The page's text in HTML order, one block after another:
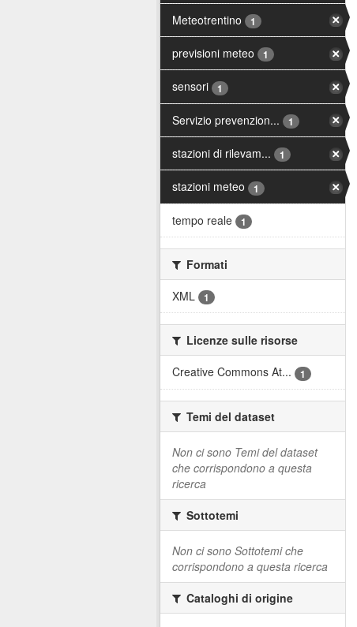
Meteotrentino 1
previsioni meteo 1
sensori 1
Servizio prevenzion... 1
stazioni di rilevam... 1
stazioni meteo 1
tempo reale 1
Formati
XML
1
Licenze sulle risorse
Creative Commons At...
1
Temi del dataset
Non ci sono Temi del dataset
che corrispondono a questa
ricerca
Sottotemi
Non ci sono Sottotemi che
corrispondono a questa ricerca
Cataloghi di origine